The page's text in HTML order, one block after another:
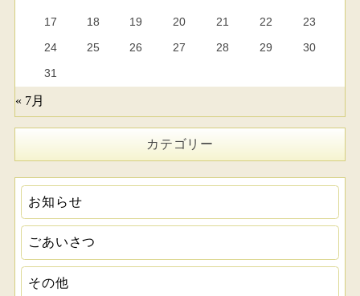
17
18 19 20 21 22
23
24
25 26 27 28 29
30
31
« 7月
カテゴリー
お知らせ
ごあいさつ
その他